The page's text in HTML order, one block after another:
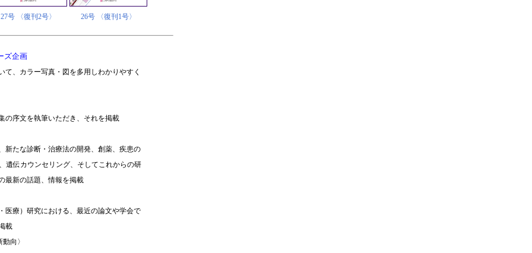
27号 〈復刊2号〉 26号 〈復刊1号〉
ズ企画
て、カラー写真・図を多用しわかりやすく
の序文を執筆いただき、それを掲載
新たな診断・治療法の開発、創薬、疾患の
遺伝カウンセリング、そしてこれからの研
最新の話題、情報を掲載
医療）研究における、最近の論文や学会で
載
向〉